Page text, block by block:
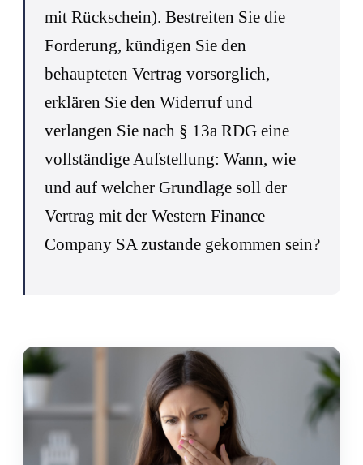
mit Rückschein). Bestreiten Sie die
Forderung, kündigen Sie den
behaupteten Vertrag vorsorglich,
erklären Sie den Widerruf und
verlangen Sie nach § 13a RDG eine
vollständige Aufstellung: Wann, wie
und auf welcher Grundlage soll der
Vertrag mit der Western Finance
Company SA zustande gekommen sein?